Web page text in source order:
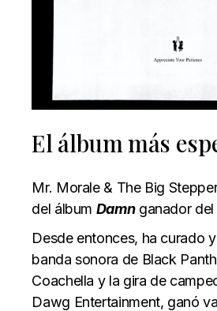
El álbum más
Mr. Morale & The Big
del álbum Damnganador del
Desde entonces, ha curado
banda sonora de Black
Coachella y la gira de
Dawg Entertainment, ganó